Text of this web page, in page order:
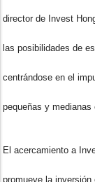
director de Invest
las posibilidades de
centrándose en el
pequeñas y medianas
El acercamiento a
promueve la